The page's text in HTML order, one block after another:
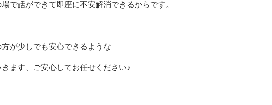
で話ができて即座に不安解消できるからです。
が少しでも安心できるような
ます、ご安心してお任せください♪